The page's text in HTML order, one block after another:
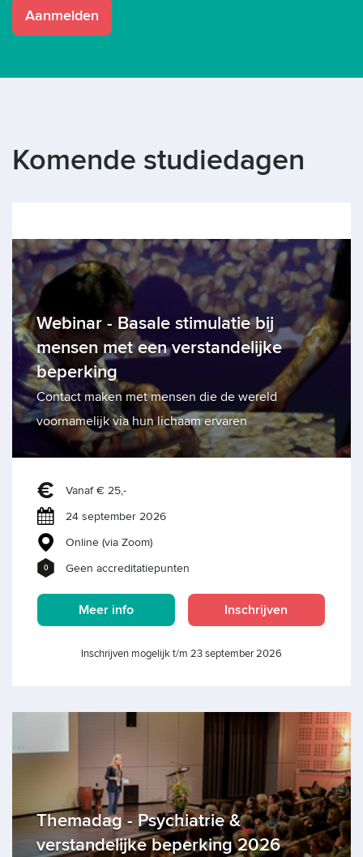
Aanmelden
Komende studiedagen
Webinar - Basale stimulatie bij
mensen met een verstandelijke
beperking
Contact maken met mensen die de wereld
voornamelijk via hun lichaam ervaren
Vanaf € 25,-
24 september 2026
Online (via Zoom)
0 Geen accreditatiepunten
Meer info Inschrijven
Inschrijven mogelijk t/m 23 september 2026
Themadag - Psychiatrie &
verstandelijke beperking 2026